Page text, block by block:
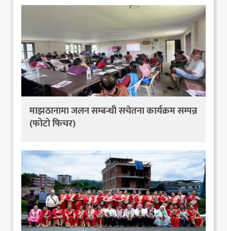
माझठानामा जलन सम्बन्धी सचेतना कार्यक्रम सम्पन्न
(फोटो फिचर)